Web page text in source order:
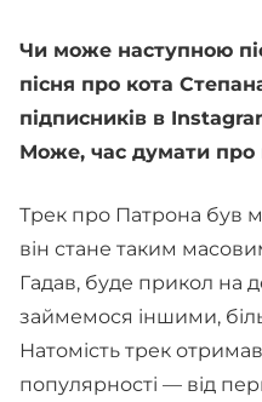
Чи може наступною
пісня про кота
підписників в
Може, час думати про
Трек про Патрона був
він стане таким
Гадав, буде прикол на
займемося іншими,
Натомість трек
популярності — від